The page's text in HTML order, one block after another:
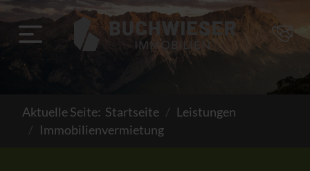
Aktuelle Seite: Startseite
Leistungen
Immobilienvermietung